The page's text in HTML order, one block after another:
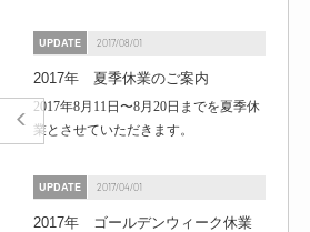
UPDATE 2017/08/01
2017年 夏季休業のご案内
2017年8月11日〜8月20日までを夏季休
業とさせていただきます。
UPDATE 2017/04/01
2017年 ゴールデンウィーク休業